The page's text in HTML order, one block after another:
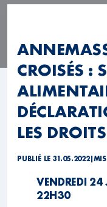
CROISÉS :
LES
PUBLIÉ LE 31.05.2022|
VENDREDI 24
22H30